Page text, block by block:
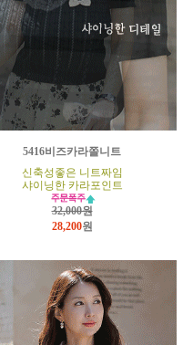
5416비즈카라쫄니트
신축성좋은 니트짜임
샤이닝한 카라포인트
32,000원
28,200원